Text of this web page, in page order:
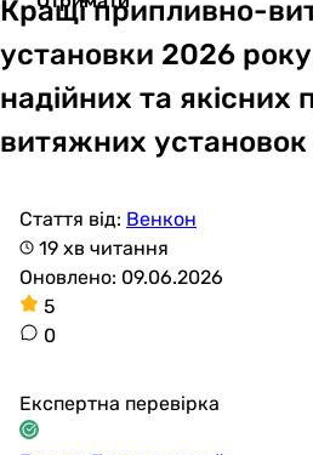
Кращі припливно-
установки 2026
надійних та якісних
витяжних установок
Стаття від: Венкон
19 хв читання
Оновлено: 09.06.2026
5
0
Експертна перевірка